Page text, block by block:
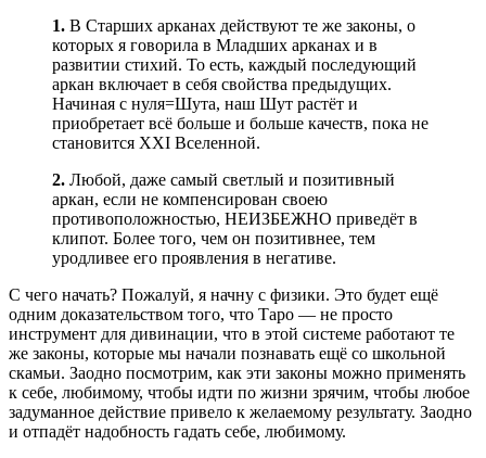
1. В Старших арканах действуют те же законы, о
которых я говорила в Младших арканах и в
развитии стихий. То есть, каждый последующий
аркан включает в себя свойства предыдущих.
Начиная с нуля=Шута, наш Шут растёт и
приобретает всё больше и больше качеств, пока не
становится XXI Вселенной.
2. Любой, даже самый светлый и позитивный
аркан, если не компенсирован своею
противоположностью, НЕИЗБЕЖНО приведёт в
клипот. Более того, чем он позитивнее, тем
уродливее его проявления в негативе.
С чего начать? Пожалуй, я начну с физики. Это будет ещё
одним доказательством того, что Таро — не просто
инструмент для дивинации, что в этой системе работают те
же законы, которые мы начали познавать ещё со школьной
скамьи. Заодно посмотрим, как эти законы можно применять
к себе, любимому, чтобы идти по жизни зрячим, чтобы любое
задуманное действие привело к желаемому результату. Заодно
и отпадёт надобность гадать себе, любимому.